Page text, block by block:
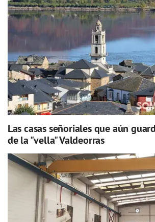
Las casas señoriales que aún
de la "vella" Valdeorras